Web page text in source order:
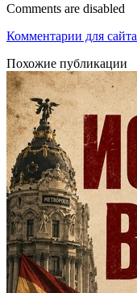
Comments are disabled
Комментарии для сайта
Похожие публикации